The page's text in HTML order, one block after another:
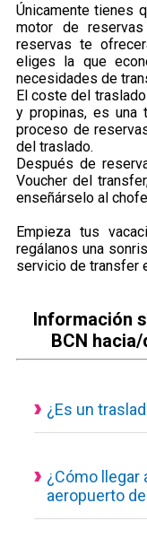
Únicamente tienes
motor de
reservas te
eliges la que
necesidades de
El coste del
y propinas, es una
proceso de
del traslado.
Después de
Voucher del
enseñárselo al
Empieza tus
regálanos una
servicio de transfer
Información
BCN
¿Es un
Todos nuestros
el vehículo es de
¿Cómo llegar
aeropuerto
Traslado desde el